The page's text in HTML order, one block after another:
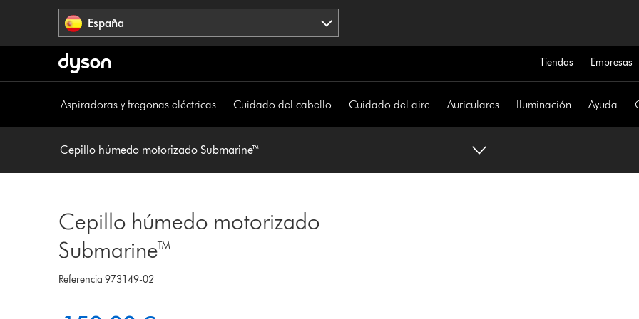
España
Tiendas Empresas
Aspiradoras y fregonas eléctricas Cuidado del cabello Cuidado del aire Auriculares Iluminación Ayuda
Cepillo húmedo motorizado Submarine™
Cepillo húmedo motorizado
Submarine™
Referencia 973149-02